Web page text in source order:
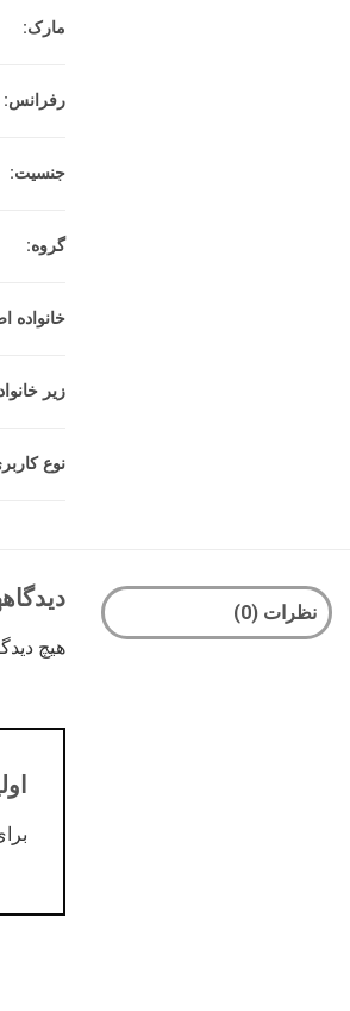
مارک:
رفرانس:
جنسیت:
گروه:
خانواده
زیر
نوع
نظرات (0)
هیچ